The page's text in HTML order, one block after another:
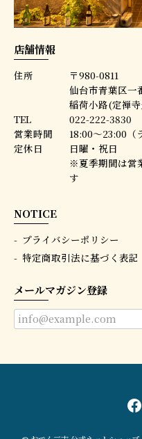
店舗情報
住所
〒980-0811
仙台市青葉区一
稲荷小路(定禅
TEL
022-222-3830
営業時間
18:00〜23:00（
定休日
日曜・祝日
※夏季期間は営
す
NOTICE
プライバシーポリシー
特定商取引法に基づく表記
メールマガジン登録